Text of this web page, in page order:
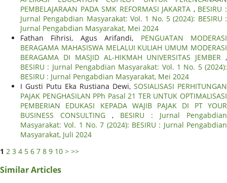
PEMBELAJARAAN PADA SMK REFORMASI JAKARTA , BESIRU :
Jurnal Pengabdian Masyarakat: Vol. 1 No. 5 (2024): BESIRU :
Jurnal Pengabdian Masyarakat, Mei 2024
Fathan Fihrisi, Agus Arifandi, PENGUATAN MODERASI
BERAGAMA MAHASISWA MELALUI KULIAH UMUM MODERASI
BERAGAMA DI MASJID AL-HIKMAH UNIVERSITAS JEMBER ,
BESIRU : Jurnal Pengabdian Masyarakat: Vol. 1 No. 5 (2024):
BESIRU : Jurnal Pengabdian Masyarakat, Mei 2024
I Gusti Putu Eka Rustiana Dewi, SOSIALISASI PERHITUNGAN
PAJAK PENGHASILAN PPh Pasal 21 TER UNTUK OPTIMALISASI
PEMBERIAN EDUKASI KEPADA WAJIB PAJAK DI PT YOUR
BUSINESS CONSULTING , BESIRU : Jurnal Pengabdian
Masyarakat: Vol. 1 No. 7 (2024): BESIRU : Jurnal Pengabdian
Masyarakat, Juli 2024
1 2 3 4 5 6 7 8 9 10 > >>
Similar Articles